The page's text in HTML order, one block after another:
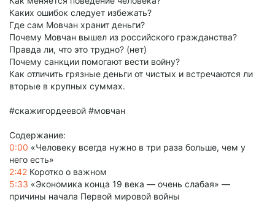
Каких ошибок следует избежать?
Где сам Мовчан хранит деньги?
Почему Мовчан вышел из российского гражданства?
Правда ли, что это трудно? (нет)
Почему санкции помогают вести войну?
Как отличить грязные деньги от чистых и встречаются ли
вторые в крупных суммах.
#скажигордеевой #мовчан
Содержание:
0:00 «Человеку всегда нужно в три раза больше, чем у
него есть»
2:42 Коротко о важном
5:33 «Экономика конца 19 века — очень слабая» —
причины начала Первой мировой войны